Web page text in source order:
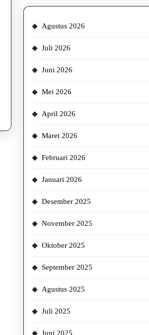
Produksi
Dapur
Modern
Agustus 2026
Juli 2026
Juni 2026
Mei 2026
April 2026
Maret 2026
Februari 2026
Januari 2026
Desember 2025
November 2025
Oktober 2025
September 2025
Agustus 2025
Juli 2025
Juni 2025